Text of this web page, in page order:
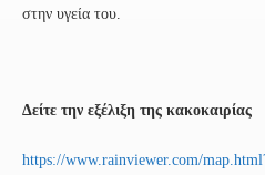
στην υγεία του.
Δείτε την εξέλιξη της κακοκαιρίας
https://www.rainviewer.com/